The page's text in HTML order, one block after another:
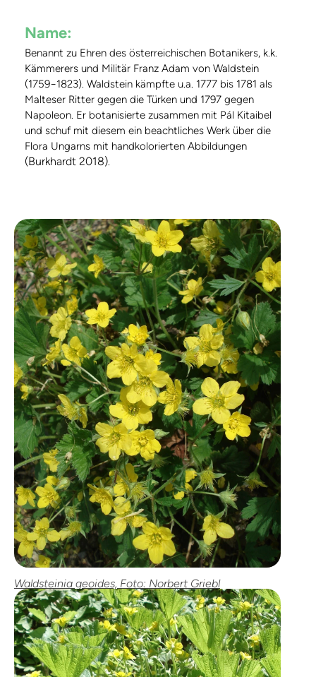
Name:
Benannt zu Ehren des österreichischen Botanikers, k.k.
Kämmerers und Militär Franz Adam von Waldstein
(1759−1823). Waldstein kämpfte u.a. 1777 bis 1781 als
Malteser Ritter gegen die Türken und 1797 gegen
Napoleon. Er botanisierte zusammen mit Pál Kitaibel
und schuf mit diesem ein beachtliches Werk über die
Flora Ungarns mit handkolorierten Abbildungen
(Burkhardt 2018).
Waldsteinia geoides, Foto: Norbert Griebl